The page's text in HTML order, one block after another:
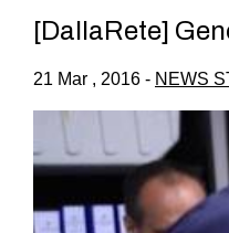
[DallaRete]
21 Mar , 2016 - NEWS